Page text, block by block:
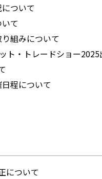
ついて
て
組みについて
ト・トレードショー
程について
について